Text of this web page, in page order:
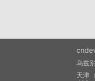
乌兹
天津